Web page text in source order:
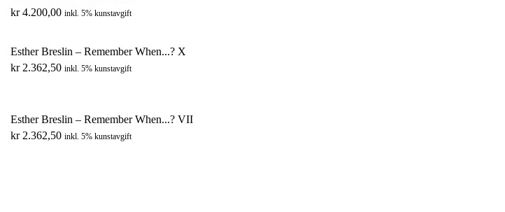
kr4.200,00 inkl. 5% kunstavgift
Esther Breslin – Remember When...? X
kr2.362,50 inkl. 5% kunstavgift
Esther Breslin – Remember When...? VII
kr2.362,50 inkl. 5% kunstavgift